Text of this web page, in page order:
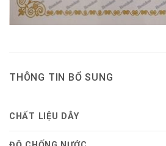
THÔNG TIN BỔ SUNG
CHẤT LIỆU DÂY